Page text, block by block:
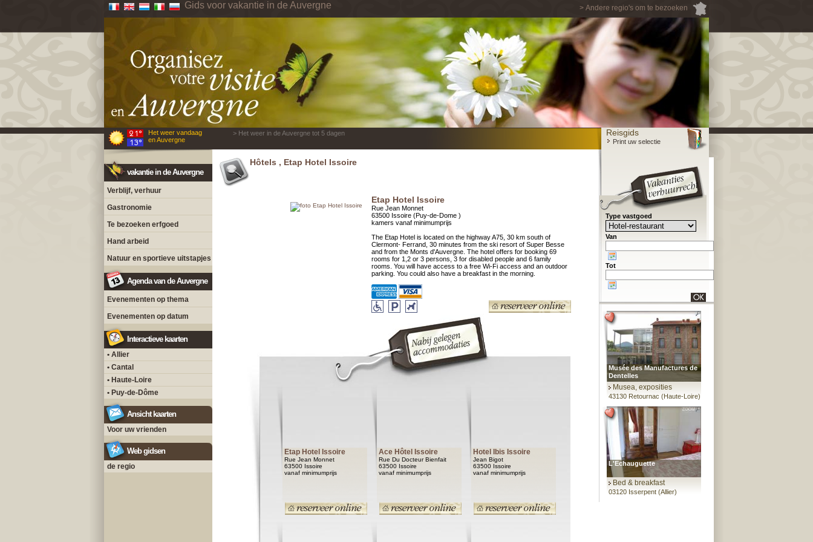
> Andere regio's om te bezoeken
Gids voor vakantie in de Auvergne
Het weer vandaag
en Auvergne
> Het weer in de Auvergne tot 5 dagen Reisgids
Print uw selectie
vakantie in de Auvergne
Verblijf, verhuur
Gastronomie
Te bezoeken erfgoed
Hand arbeid
Natuur en sportieve uitstapjes
Agenda van de Auvergne
Evenementen op thema
Evenementen op datum
Interactieve kaarten
• Allier
• Cantal
• Haute-Loire
• Puy-de-Dôme
Ansicht kaarten
Voor uw vrienden
Web gidsen
de regio
Hôtels , Etap Hotel Issoire
Etap Hotel Issoire
Rue Jean Monnet
63500 Issoire (Puy-de-Dome )
kamers vanaf minimumprijs
The Etap Hotel is located on the highway A75, 30 km south of
Clermont- Ferrand, 30 minutes from the ski resort of Super Besse
and from the Monts d'Auvergne. The hotel offers for booking 69
rooms for 1,2 or 3 persons, 3 for disabled people and 6 family
rooms. You will have access to a free Wi-Fi access and an outdoor
parking. You could also have a breakfast in the morning.
Etap Hotel Issoire
Rue Jean Monnet
63500 Issoire
vanaf minimumprijs
Ace Hôtel Issoire
Rue Du Docteur Bienfait
63500 Issoire
vanaf minimumprijs
Hotel Ibis Issoire
Jean Bigot
63500 Issoire
vanaf minimumprijs
Type vastgoed
Van
Tot
Musée des Manufactures de
Dentelles
Musea, exposities
43130 Retournac (Haute-Loire)
L'Echauguette
Bed & breakfast
03120 Isserpent (Allier)